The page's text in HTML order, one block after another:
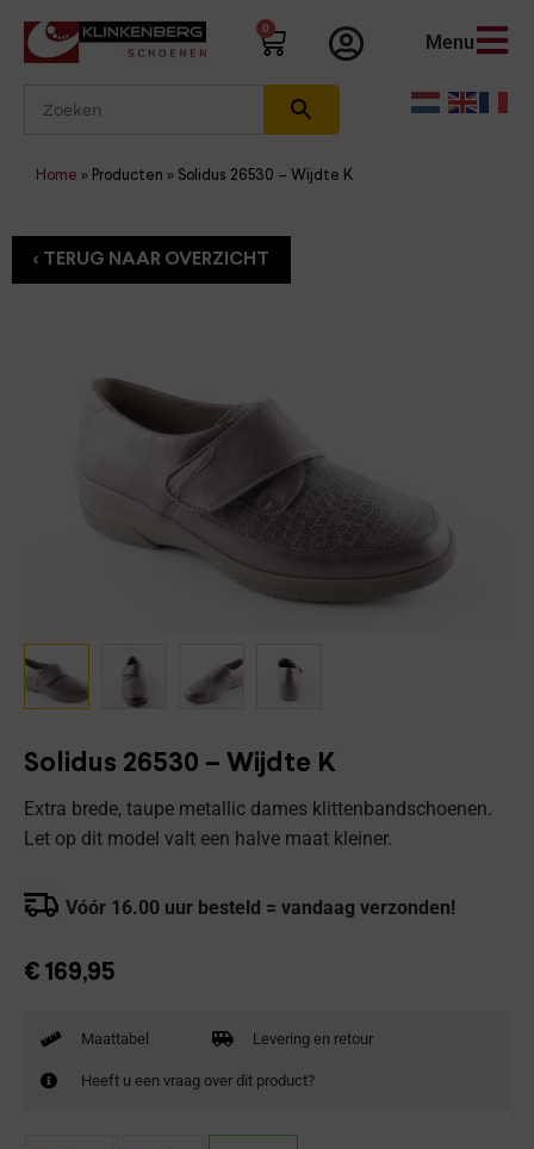
0
Menu
Home » Producten » Solidus 26530 – Wijdte K
Solidus 26530 – Wijdte K
Extra brede, taupe metallic dames klittenbandschoenen.
Let op dit model valt een halve maat kleiner.
Vóór 16.00 uur besteld = vandaag verzonden!
€ 169,95
Maattabel Levering en retour
Heeft u een vraag over dit product?